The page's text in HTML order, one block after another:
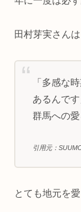
田村芽実さんは
「多感な
あるんで
群馬への愛
引用元：
とても地元を